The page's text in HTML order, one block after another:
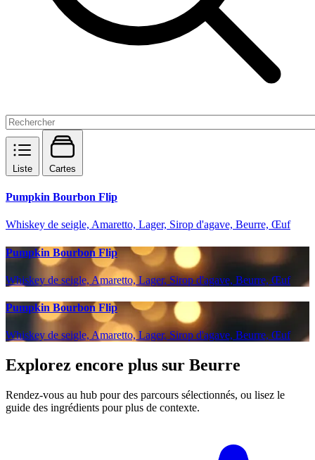
Liste Cartes
Pumpkin Bourbon Flip
Whiskey de seigle, Amaretto, Lager, Sirop d'agave, Beurre, Œuf
Pumpkin Bourbon Flip
Whiskey de seigle, Amaretto, Lager, Sirop d'agave, Beurre, Œuf
Pumpkin Bourbon Flip
Whiskey de seigle, Amaretto, Lager, Sirop d'agave, Beurre, Œuf
Explorez encore plus sur Beurre
Rendez-vous au hub pour des parcours sélectionnés, ou lisez le
guide des ingrédients pour plus de contexte.